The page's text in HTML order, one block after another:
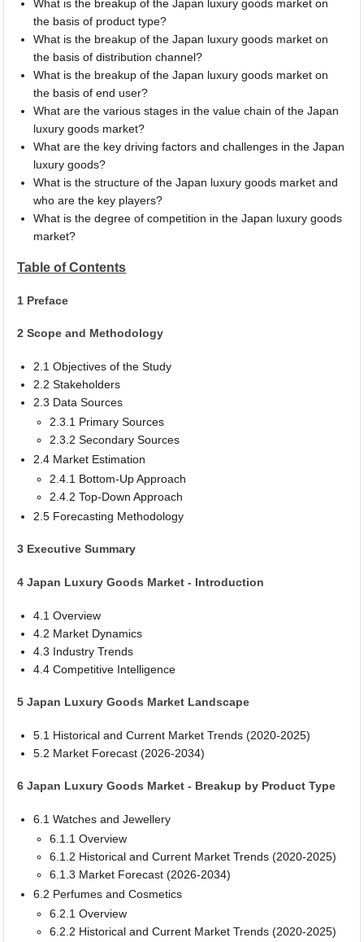
What is the breakup of the Japan luxury goods market on
the basis of product type?
What is the breakup of the Japan luxury goods market on
the basis of distribution channel?
What is the breakup of the Japan luxury goods market on
the basis of end user?
What are the various stages in the value chain of the Japan
luxury goods market?
What are the key driving factors and challenges in the Japan
luxury goods?
What is the structure of the Japan luxury goods market and
who are the key players?
What is the degree of competition in the Japan luxury goods
market?
Table of Contents
1 Preface
2 Scope and Methodology
2.1 Objectives of the Study
2.2 Stakeholders
2.3 Data Sources
2.3.1 Primary Sources
2.3.2 Secondary Sources
2.4 Market Estimation
2.4.1 Bottom-Up Approach
2.4.2 Top-Down Approach
2.5 Forecasting Methodology
3 Executive Summary
4 Japan Luxury Goods Market - Introduction
4.1 Overview
4.2 Market Dynamics
4.3 Industry Trends
4.4 Competitive Intelligence
5 Japan Luxury Goods Market Landscape
5.1 Historical and Current Market Trends (2020-2025)
5.2 Market Forecast (2026-2034)
6 Japan Luxury Goods Market - Breakup by Product Type
6.1 Watches and Jewellery
6.1.1 Overview
6.1.2 Historical and Current Market Trends (2020-2025)
6.1.3 Market Forecast (2026-2034)
6.2 Perfumes and Cosmetics
6.2.1 Overview
6.2.2 Historical and Current Market Trends (2020-2025)